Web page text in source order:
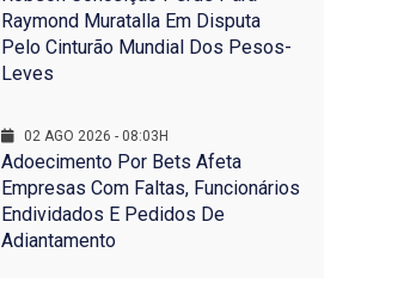
Raymond Muratalla Em Disputa
Pelo Cinturão Mundial Dos Pesos-
Leves
02 AGO 2026 - 08:03H
Adoecimento Por Bets Afeta
Empresas Com Faltas, Funcionários
Endividados E Pedidos De
Adiantamento